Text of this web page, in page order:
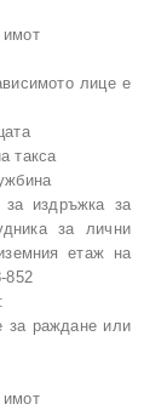
имот
лице е
такса
за издръжка за
за лични
етаж на
852
за раждане или
имот